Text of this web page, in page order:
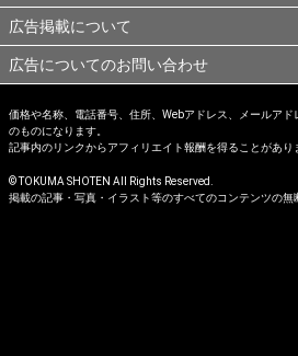
広告掲載について
広告についてのお問い合わせ
価格や名称、電話番号、住所、Webアドレス、メールア
のものになります。
記事内のリンクからアフィリエイト報酬を得ることがあり
© TOKUMA SHOTEN All Rights Reserved.
掲載の記事・写真・イラスト等のすべてのコンテンツの無